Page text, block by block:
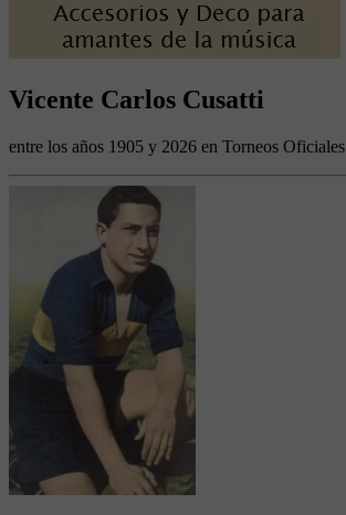
Vicente Carlos Cusatti
entre los años 1905 y 2026 en Torneos Oficiales